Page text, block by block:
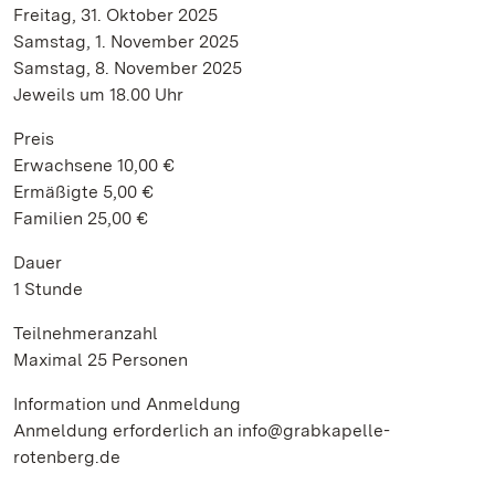
Freitag, 31. Oktober 2025
Samstag, 1. November 2025
Samstag, 8. November 2025
Jeweils um 18.00 Uhr
Preis
Erwachsene 10,00 €
Ermäßigte 5,00 €
Familien 25,00 €
Dauer
1 Stunde
Teilnehmeranzahl
Maximal 25 Personen
Information und Anmeldung
Anmeldung erforderlich an info@grabkapelle-
rotenberg.de